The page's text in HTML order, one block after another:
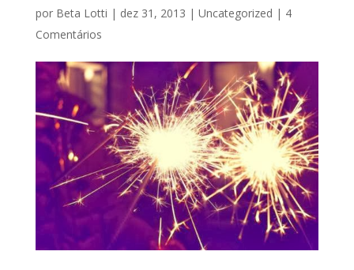
por Beta Lotti | dez 31, 2013 | Uncategorized | 4
Comentários